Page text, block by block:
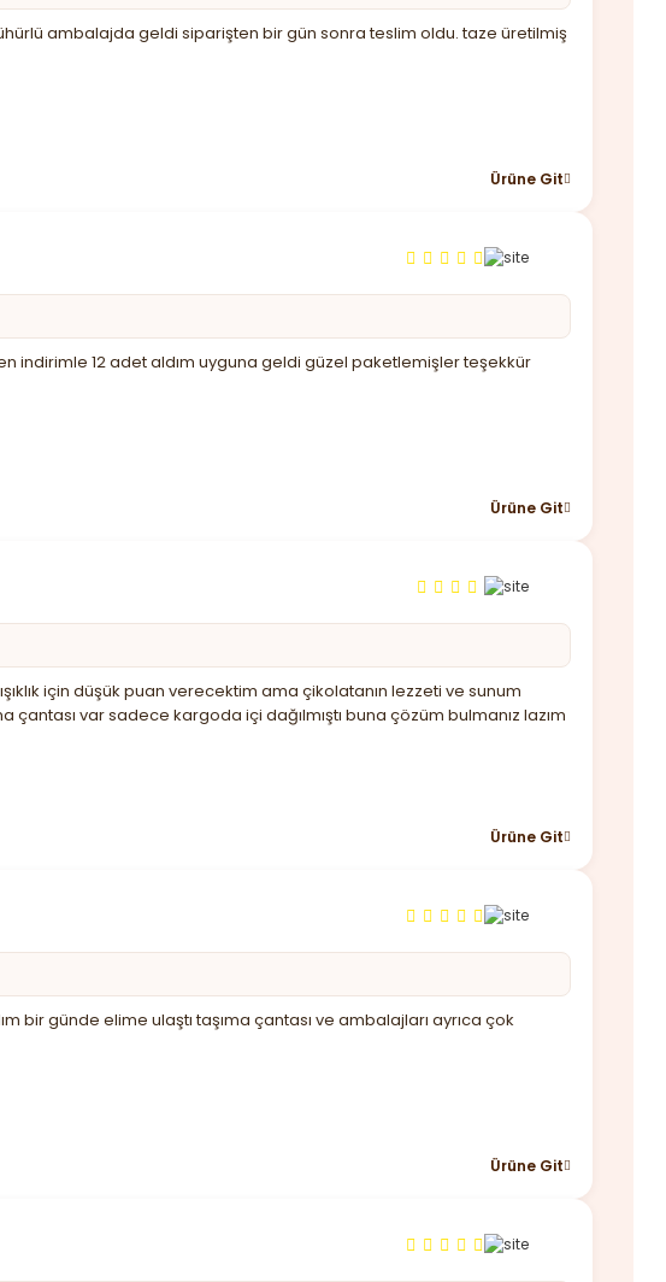
ambalajda geldi siparişten bir gün sonra teslim oldu. taze üretilmiş
Ürüne Git
indirimle 12 adet aldım uyguna geldi güzel paketlemişler teşekkür
Ürüne Git
için düşük puan verecektim ama çikolatanın lezzeti ve sunum
var sadece kargoda içi dağılmıştı buna çözüm bulmanız lazım
Ürüne Git
bir günde elime ulaştı taşıma çantası ve ambalajları ayrıca çok
Ürüne Git